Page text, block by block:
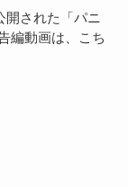
開された「パニ
編動画は、こち